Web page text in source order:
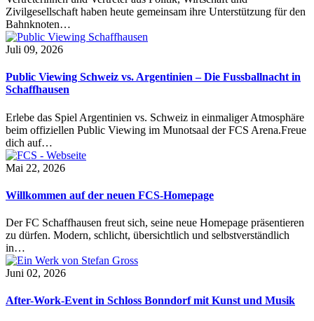
Zivilgesellschaft haben heute gemeinsam ihre Unterstützung für den
Bahnknoten…
Juli 09, 2026
Public Viewing Schweiz vs. Argentinien – Die Fussballnacht in
Schaffhausen
Erlebe das Spiel Argentinien vs. Schweiz in einmaliger Atmosphäre
beim offiziellen Public Viewing im Munotsaal der FCS Arena.Freue
dich auf…
Mai 22, 2026
Willkommen auf der neuen FCS-Homepage
Der FC Schaffhausen freut sich, seine neue Homepage präsentieren
zu dürfen. Modern, schlicht, übersichtlich und selbstverständlich
in…
Juni 02, 2026
After-Work-Event in Schloss Bonndorf mit Kunst und Musik